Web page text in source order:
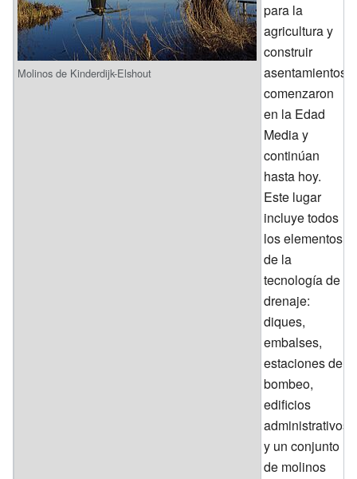
Molinos de Kinderdijk-Elshout
para la
agricultura y
construir
asentamientos
comenzaron
en la Edad
Media y
continúan
hasta hoy.
Este lugar
incluye todos
los elementos
de la
tecnología de
drenaje:
diques,
embalses,
estaciones de
bombeo,
edificios
administrativos
y un conjunto
de molinos